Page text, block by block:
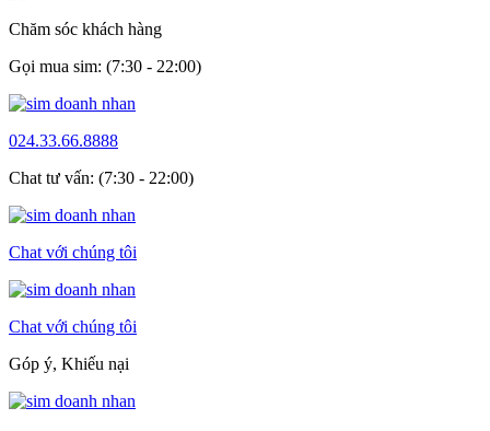
Chăm sóc khách hàng
Gọi mua sim: (7:30 - 22:00)
024.33.66.8888
Chat tư vấn: (7:30 - 22:00)
Chat với chúng tôi
Chat với chúng tôi
Góp ý, Khiếu nại